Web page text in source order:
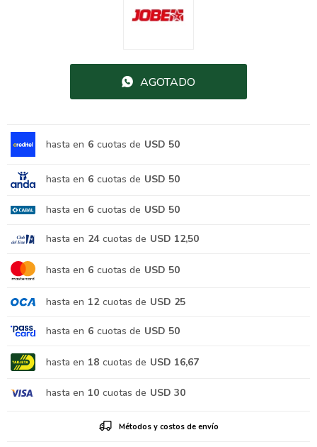
AGOTADO
hasta en 6 cuotas de USD 50
hasta en 6 cuotas de USD 50
hasta en 6 cuotas de USD 50
hasta en 24 cuotas de USD 12,50
hasta en 6 cuotas de USD 50
hasta en 12 cuotas de USD 25
hasta en 6 cuotas de USD 50
hasta en 18 cuotas de USD 16,67
hasta en 10 cuotas de USD 30
Métodos y costos de envío